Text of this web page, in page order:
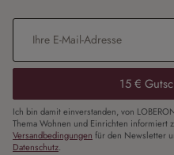
E-Mail-Adresse*
15 €
Ich bin damit einverstanden, von
Thema Wohnen und Einrichten informiert
Versandbedingungen für den Newsletter
Datenschutz.